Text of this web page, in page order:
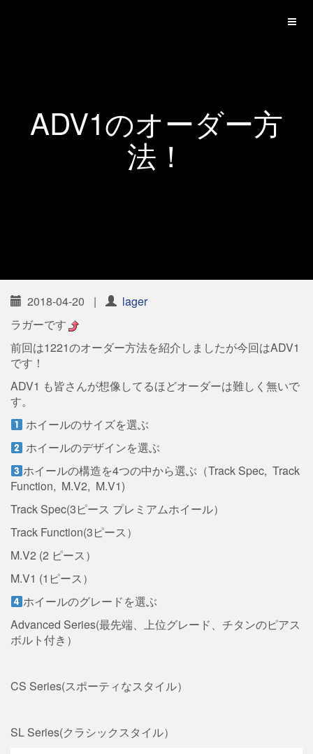
ADV1のオーダー方
法！
2018-04-20 |
lager
ラガーです
前回は1221のオーダー方法を紹介しましたが今回はADV1
です！
ADV1 も皆さんが想像してるほどオーダーは難しく無いで
す。
ホイールのサイズを選ぶ
ホイールのデザインを選ぶ
ホイールの構造を4つの中から選ぶ（Track Spec, Track
Function, M.V2, M.V1)
Track Spec(3ピース プレミアムホイール）
Track Function(3ピース）
M.V2 (2 ピース）
M.V1 (1ピース）
ホイールのグレードを選ぶ
Advanced Series(最先端、上位グレード、チタンのピアス
ボルト付き）
CS Series(スポーティなスタイル）
SL Series(クラシックスタイル）